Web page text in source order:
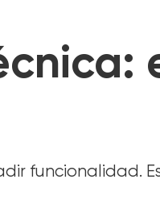
funcionalidad.